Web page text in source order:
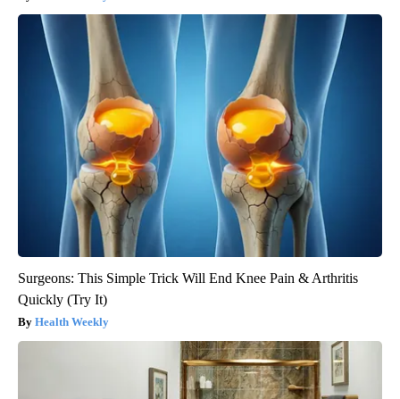
Surgeons: This Simple Trick Will End Knee Pain & Arthritis
Quickly (Try It)
Health Weekly